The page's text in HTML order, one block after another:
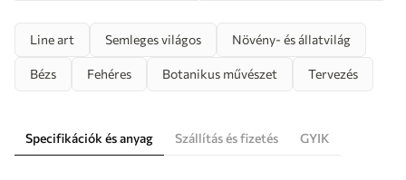
Line art Semleges világos Növény- és állatvilág
Bézs Fehéres Botanikus művészet Tervezés
Specifikációk és anyag Szállítás és fizetés GYIK